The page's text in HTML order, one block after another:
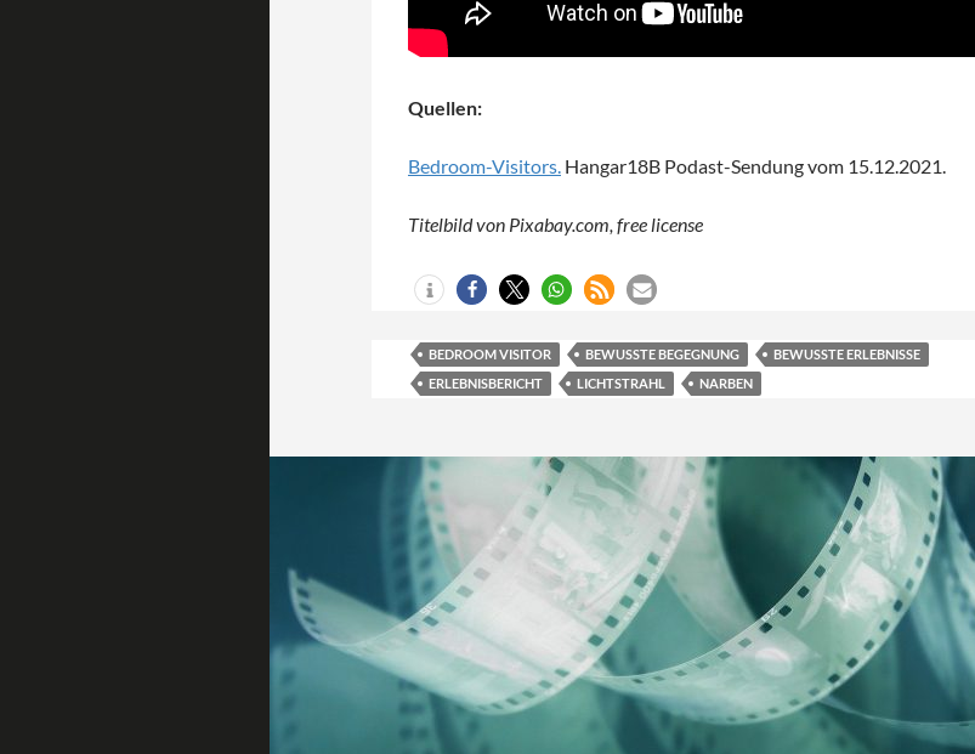
Quellen:
Bedroom-Visitors. Hangar18B Podast-Sendung vom 15.12.2021.
Titelbild von Pixabay.com, free license
BEDROOM VISITOR BEWUSSTE BEGEGNUNG
BEWUSSTE ERLEBNISSE
ERLEBNISBERICHT
LICHTSTRAHL NARBEN